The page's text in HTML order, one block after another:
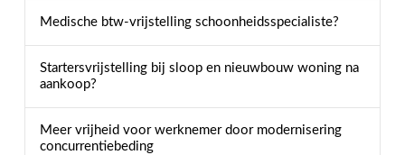
Medische btw-vrijstelling schoonheidsspecialiste?
Startersvrijstelling bij sloop en nieuwbouw woning na
aankoop?
Meer vrijheid voor werknemer door modernisering
concurrentiebeding